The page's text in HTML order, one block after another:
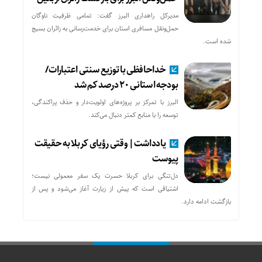
مدیرکل راهداری البرز گفت: تمامی ظرفیت ناوگان
حمل‌ونقل مسافری استان برای خدمت‌رسانی به زائران بسیج
شده است.
خداحافظی با توزیع سنتی اعتبارات/
بودجه استانی ۲۰ درصد کم شد
البرز با تمرکز بر پروژه‌های اولویت‌دار و حذف پراکندگی،
توسعه را با منابع کمتر دنبال می‌کند.
یادداشت| وقتی رؤیای کربلا به حقیقت
پیوست
دل‌تنگی برای کربلا حسرت یک سفر معمولی نیست؛
اشتیاقی است که پیش از زیارت آغاز می‌شود و پس از
بازگشت ادامه دارد.